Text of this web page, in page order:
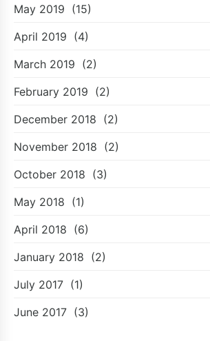
May 2019 (15)
April 2019 (4)
March 2019 (2)
February 2019 (2)
December 2018 (2)
November 2018 (2)
October 2018 (3)
May 2018 (1)
April 2018 (6)
January 2018 (2)
July 2017 (1)
June 2017 (3)